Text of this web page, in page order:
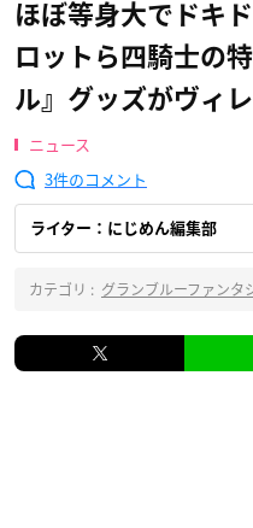
ほぼ等身大でドキ
ロットら四騎士の
ル』グッズがヴィ
ニュース
3
ライター：にじめん編集部
カテゴリ : グランブルーファンタ